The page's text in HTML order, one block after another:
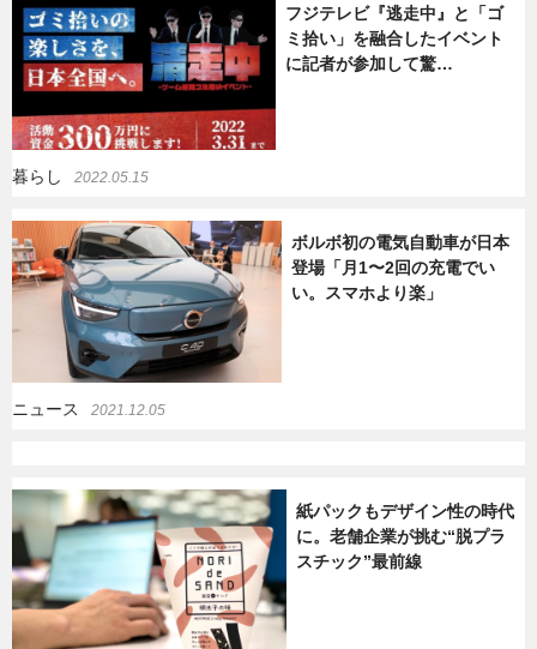
フジテレビ『逃走中』と「ゴ
ミ拾い」を融合したイベント
に記者が参加して驚…
暮らし 2022.05.15
ボルボ初の電気自動車が日本
登場「月1〜2回の充電でい
い。スマホより楽」
ニュース 2021.12.05
紙パックもデザイン性の時代
に。老舗企業が挑む“脱プラ
スチック”最前線